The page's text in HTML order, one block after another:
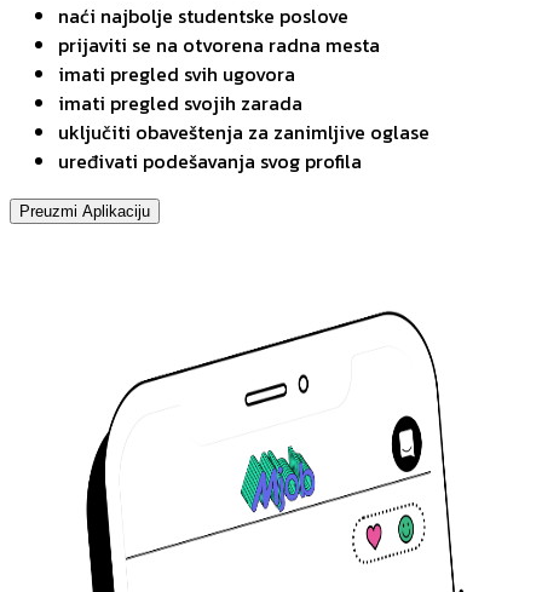
naći najbolje studentske poslove
prijaviti se na otvorena radna mesta
imati pregled svih ugovora
imati pregled svojih zarada
uključiti obaveštenja za zanimljive oglase
uređivati podešavanja svog profila
Preuzmi Aplikaciju